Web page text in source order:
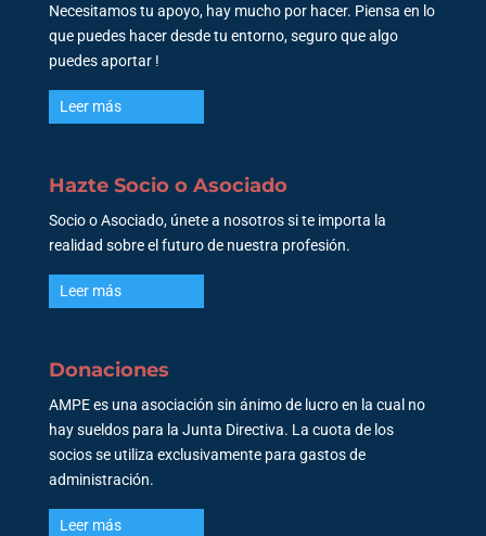
Necesitamos tu apoyo, hay mucho por hacer. Piensa en lo
que puedes hacer desde tu entorno, seguro que algo
puedes aportar !
Leer más
Hazte Socio o Asociado
Socio o Asociado, únete a nosotros si te importa la
realidad sobre el futuro de nuestra profesión.
Leer más
Donaciones
AMPE es una asociación sin ánimo de lucro en la cual no
hay sueldos para la Junta Directiva. La cuota de los
socios se utiliza exclusivamente para gastos de
administración.
Leer más